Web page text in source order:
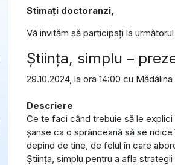
Stimați doctoranzi,
Vă invităm să participați la
Știința, simplu –
29.10.2024, la ora 14:00 cu
Descriere
Ce te faci când trebuie să le
șanse ca o sprânceană să se
depind de tine, de felul în care
Știința, simplu pentru a afla